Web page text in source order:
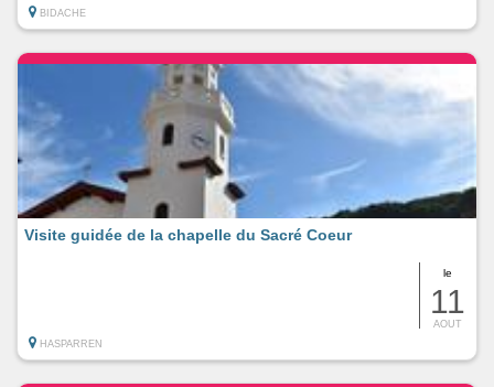
BIDACHE
le
11
AOUT
Visite guidée de la chapelle du Sacré Coeur
HASPARREN